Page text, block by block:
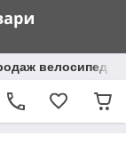
велосипедів